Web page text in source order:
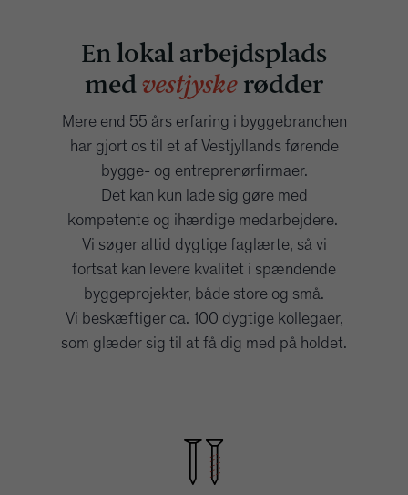
En lokal arbejdsplads
med vestjyske rødder
Mere end 55 års erfaring i byggebranchen
har gjort os til et af Vestjyllands førende
bygge- og entreprenørfirmaer.
Det kan kun lade sig gøre med
kompetente og ihærdige medarbejdere.
Vi søger altid dygtige faglærte, så vi
fortsat kan levere kvalitet i spændende
byggeprojekter, både store og små.
Vi beskæftiger ca. 100 dygtige kollegaer,
som glæder sig til at få dig med på holdet.